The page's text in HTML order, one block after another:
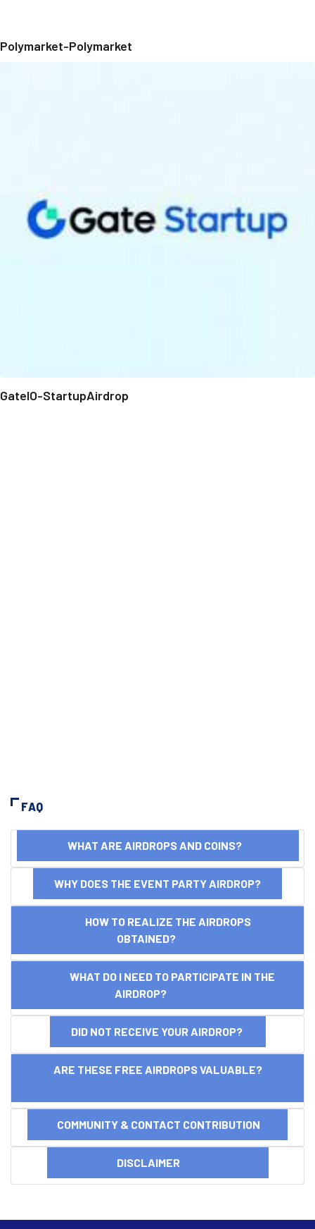
Polymarket-Polymarket
GateIO-StartupAirdrop
FAQ
WHAT ARE AIRDROPS AND COINS?
WHY DOES THE EVENT PARTY AIRDROP?
HOW TO REALIZE THE AIRDROPS
OBTAINED?
WHAT DO I NEED TO PARTICIPATE IN THE
AIRDROP?
DID NOT RECEIVE YOUR AIRDROP?
ARE THESE FREE AIRDROPS VALUABLE?
COMMUNITY & CONTACT CONTRIBUTION
DISCLAIMER